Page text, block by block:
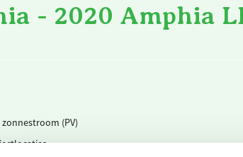
- 2020 Amphia
(PV)